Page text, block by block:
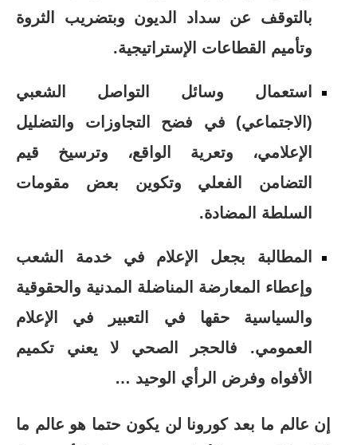
بالتوقف عن سداد الديون وبتضريب الثروة
وتأميم القطاعات الإستراتيجية.
استعمال وسائل التواصل الشعبي
(الاجتماعي) في فضح التجاوزات والتضليل
الإعلامي، وتعرية الواقع، وترسيخ قيم
التضامن الفعلي وتكوين بعض مقومات
السلطة المضادة.
المطالبة بجعل الإعلام في خدمة الشعب
وإعطاء المعارضة المناضلة المدنية والحقوقية
والسياسية حقها في التعبير في الإعلام
العمومي. فالحجر الصحي لا يعني تكميم
الأفواه وفرض الرأي الوحيد …
إن عالم ما بعد كورونا لن يكون حتما هو عالم ما